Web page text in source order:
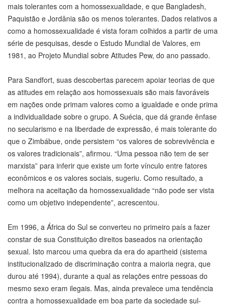
mais tolerantes com a homossexualidade, e que Bangladesh,
Paquistão e Jordânia são os menos tolerantes. Dados relativos a
como a homossexualidade é vista foram colhidos a partir de uma
série de pesquisas, desde o Estudo Mundial de Valores, em
1981, ao Projeto Mundial sobre Atitudes Pew, do ano passado.
Para Sandfort, suas descobertas parecem apoiar teorias de que
as atitudes em relação aos homossexuais são mais favoráveis
em nações onde primam valores como a igualdade e onde prima
a individualidade sobre o grupo. A Suécia, que dá grande ênfase
no secularismo e na liberdade de expressão, é mais tolerante do
que o Zimbábue, onde persistem “os valores de sobrevivência e
os valores tradicionais”, afirmou. “Uma pessoa não tem de ser
marxista” para inferir que existe um forte vínculo entre fatores
econômicos e os valores sociais, sugeriu. Como resultado, a
melhora na aceitação da homossexualidade “não pode ser vista
como um objetivo independente”, acrescentou.
Em 1996, a África do Sul se converteu no primeiro país a fazer
constar de sua Constituição direitos baseados na orientação
sexual. Isto marcou uma quebra da era do apartheid (sistema
institucionalizado de discriminação contra a maioria negra, que
durou até 1994), durante a qual as relações entre pessoas do
mesmo sexo eram ilegais. Mas, ainda prevalece uma tendência
contra a homossexualidade em boa parte da sociedade sul-